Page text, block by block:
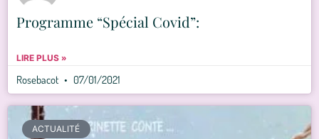
Programme “Spécial Covid”:
LIRE PLUS »
Rosebacot 07/01/2021
ACTUALITÉ